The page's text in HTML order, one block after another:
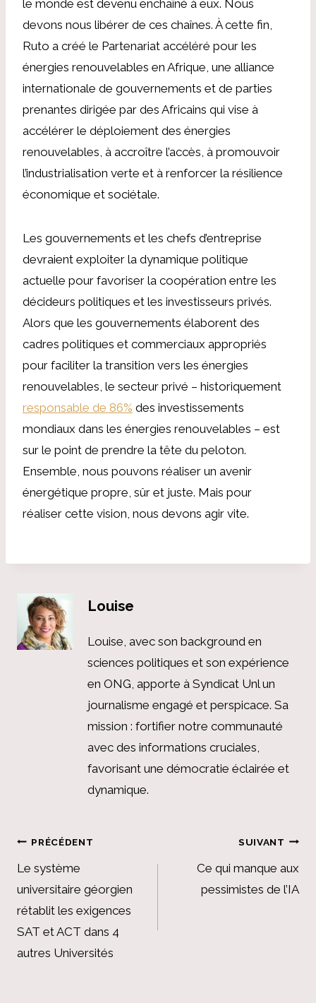
le monde est devenu enchaîné à eux. Nous
devons nous libérer de ces chaînes. À cette fin,
Ruto a créé le Partenariat accéléré pour les
énergies renouvelables en Afrique, une alliance
internationale de gouvernements et de parties
prenantes dirigée par des Africains qui vise à
accélérer le déploiement des énergies
renouvelables, à accroître l’accès, à promouvoir
l’industrialisation verte et à renforcer la résilience
économique et sociétale.
Les gouvernements et les chefs d’entreprise
devraient exploiter la dynamique politique
actuelle pour favoriser la coopération entre les
décideurs politiques et les investisseurs privés.
Alors que les gouvernements élaborent des
cadres politiques et commerciaux appropriés
pour faciliter la transition vers les énergies
renouvelables, le secteur privé – historiquement
responsable de 86% des investissements
mondiaux dans les énergies renouvelables – est
sur le point de prendre la tête du peloton.
Ensemble, nous pouvons réaliser un avenir
énergétique propre, sûr et juste. Mais pour
réaliser cette vision, nous devons agir vite.
Louise
Louise, avec son background en
sciences politiques et son expérience
en ONG, apporte à Syndicat Unl un
journalisme engagé et perspicace. Sa
mission : fortifier notre communauté
avec des informations cruciales,
favorisant une démocratie éclairée et
dynamique.
Navigation
de
l’article
PRÉCÉDENT
Le système
universitaire géorgien
rétablit les exigences
SAT et ACT dans 4
autres Universités
SUIVANT
Ce qui manque aux
pessimistes de l’IA